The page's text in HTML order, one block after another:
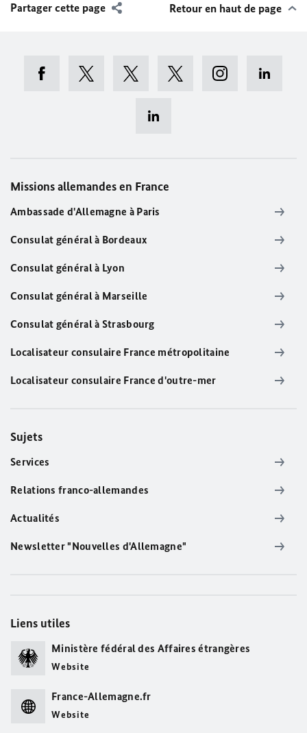
Partager cette page Retour en haut de page
Missions allemandes en France
Ambassade d'Allemagne à Paris
Consulat général à Bordeaux
Consulat général à Lyon
Consulat général à Marseille
Consulat général à Strasbourg
Localisateur consulaire France métropolitaine
Localisateur consulaire France d'outre-mer
Sujets
Services
Relations franco-allemandes
Actualités
Newsletter "Nouvelles d'Allemagne"
Liens utiles
Ministère fédéral des Affaires étrangères
Website
France-Allemagne.fr
Website